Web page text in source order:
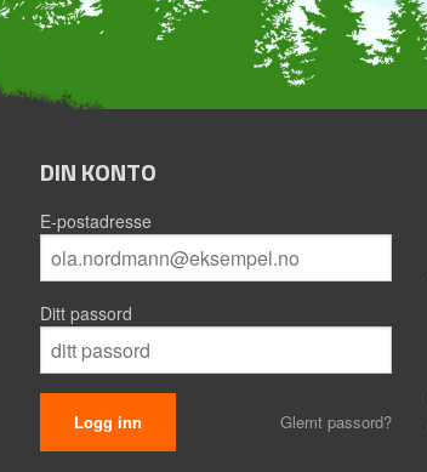
DIN KONTO
E-postadresse
Ditt passord
Glemt passord?